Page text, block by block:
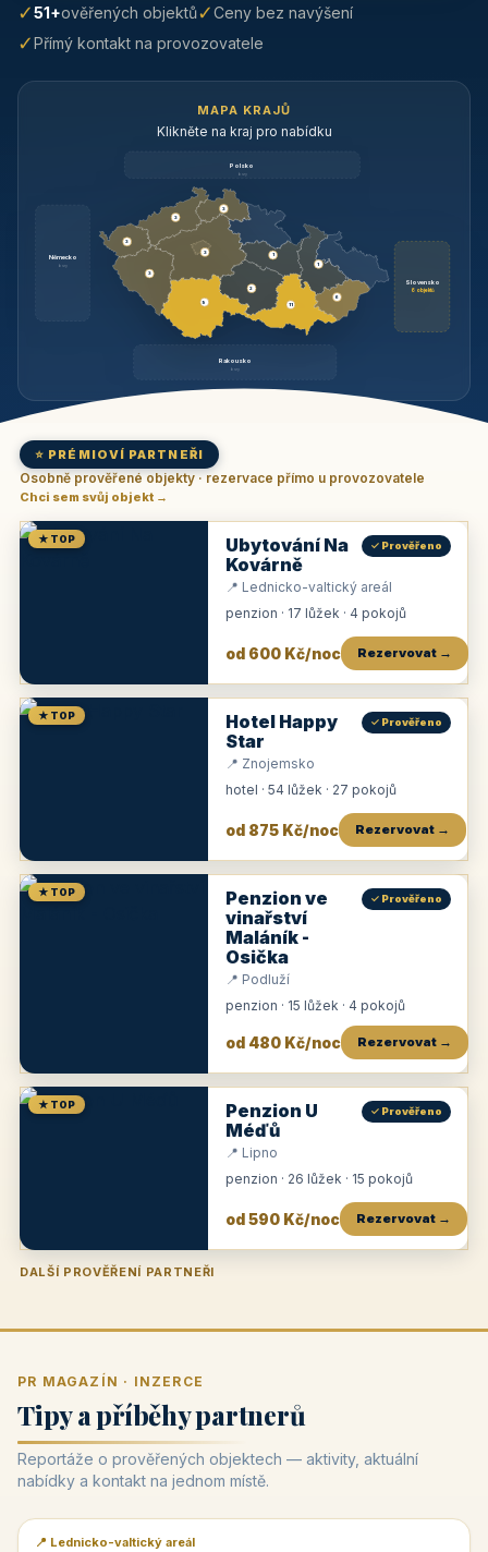
✓51+ověřených objektů✓Ceny bez navýšení
✓Přímý kontakt na provozovatele
MAPA KRAJŮ
Klikněte na kraj pro nabídku
Polsko
brzy
Německo
brzy
Slovensko
6 objektů
Rakousko
brzy
3
9
3
3
3
3
1
2
11
1
6
⭐ PRÉMIOVÍ PARTNEŘI
Osobně prověřené objekty · rezervace přímo u provozovatele
Chci sem svůj objekt →
★ TOP
Ubytování Na
Kovárně
✓ Prověřeno
📍 Lednicko-valtický areál
penzion · 17 lůžek · 4 pokojů
od 600 Kč/noc Rezervovat →
★ TOP
Hotel Happy
Star
✓ Prověřeno
📍 Znojemsko
hotel · 54 lůžek · 27 pokojů
od 875 Kč/noc Rezervovat →
★ TOP
Penzion ve
vinařství
Maláník -
Osička
✓ Prověřeno
📍 Podluží
penzion · 15 lůžek · 4 pokojů
od 480 Kč/noc Rezervovat →
★ TOP
Penzion U
Méďů
✓ Prověřeno
📍 Lipno
penzion · 26 lůžek · 15 pokojů
od 590 Kč/noc Rezervovat →
DALŠÍ PROVĚŘENÍ PARTNEŘI
Penzion U Zámku Pension Faber
PR MAGAZÍN · INZERCE
Tipy a příběhy partnerů
Reportáže o prověřených objektech — aktivity, aktuální
nabídky a kontakt na jednom místě.
📰 PR článek
📍 Lednicko-valtický areál